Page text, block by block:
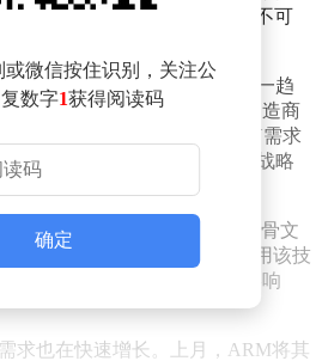
出口，这在实际操作中几乎不可
主导向推理驱动的转型，这一趋
增长。英特尔和AMD等芯片制造商
用的爆发式发展，迎来了CPU需求
AI基础设施中的核心组件，其战略
还透露了其业务进展：甲骨文
客户，而me
ta则早已率先采用该技
ARM在AI芯片领域的市场影响
求也在快速增长。上月，ARM将其
微信按住识别，关注公
数字1获得阅读码
确定